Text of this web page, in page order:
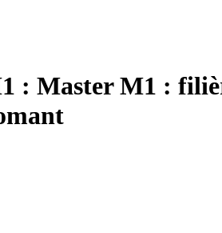
: Master M1 :